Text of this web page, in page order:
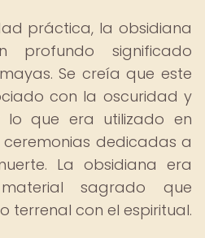
práctica, la obsidiana
profundo significado
Se creía que este
con la oscuridad y
lo que era utilizado en
dedicadas a
La obsidiana era
sagrado que
terrenal con el espiritual.